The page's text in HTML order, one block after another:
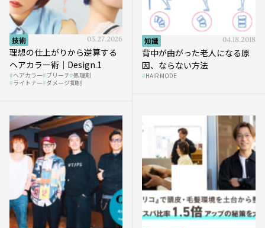
技術 03.27.2026
理想の仕上がりから逆算する
ヘアカラー術｜Design.1
ヘアカラー ブリーチ 処理剤
ライトナー ダメージ抑制
知識 04.18.2018
背中が曲がった老人になる原
因、ならない方法
HAIR MODE